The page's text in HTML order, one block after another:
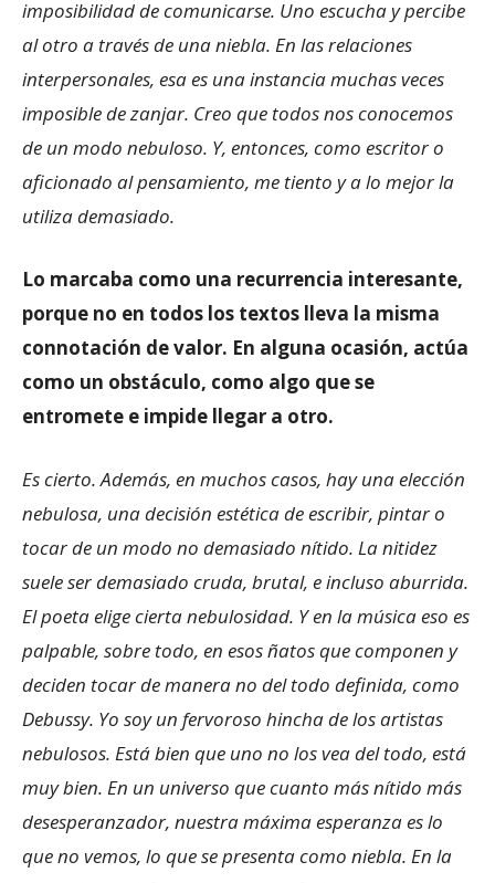
imposibilidad de comunicarse. Uno escucha y percibe
al otro a través de una niebla. En las relaciones
interpersonales, esa es una instancia muchas veces
imposible de zanjar. Creo que todos nos conocemos
de un modo nebuloso. Y, entonces, como escritor o
aficionado al pensamiento, me tiento y a lo mejor la
utiliza demasiado.
Lo marcaba como una recurrencia interesante,
porque no en todos los textos lleva la misma
connotación de valor. En alguna ocasión, actúa
como un obstáculo, como algo que se
entromete e impide llegar a otro.
Es cierto. Además, en muchos casos, hay una elección
nebulosa, una decisión estética de escribir, pintar o
tocar de un modo no demasiado nítido. La nitidez
suele ser demasiado cruda, brutal, e incluso aburrida.
El poeta elige cierta nebulosidad. Y en la música eso es
palpable, sobre todo, en esos ñatos que componen y
deciden tocar de manera no del todo definida, como
Debussy. Yo soy un fervoroso hincha de los artistas
nebulosos. Está bien que uno no los vea del todo, está
muy bien. En un universo que cuanto más nítido más
desesperanzador, nuestra máxima esperanza es lo
que no vemos, lo que se presenta como niebla. En la